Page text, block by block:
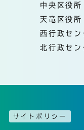
中央区役所
天竜区役所
西行政セン
北行政セン
サイトポリシー